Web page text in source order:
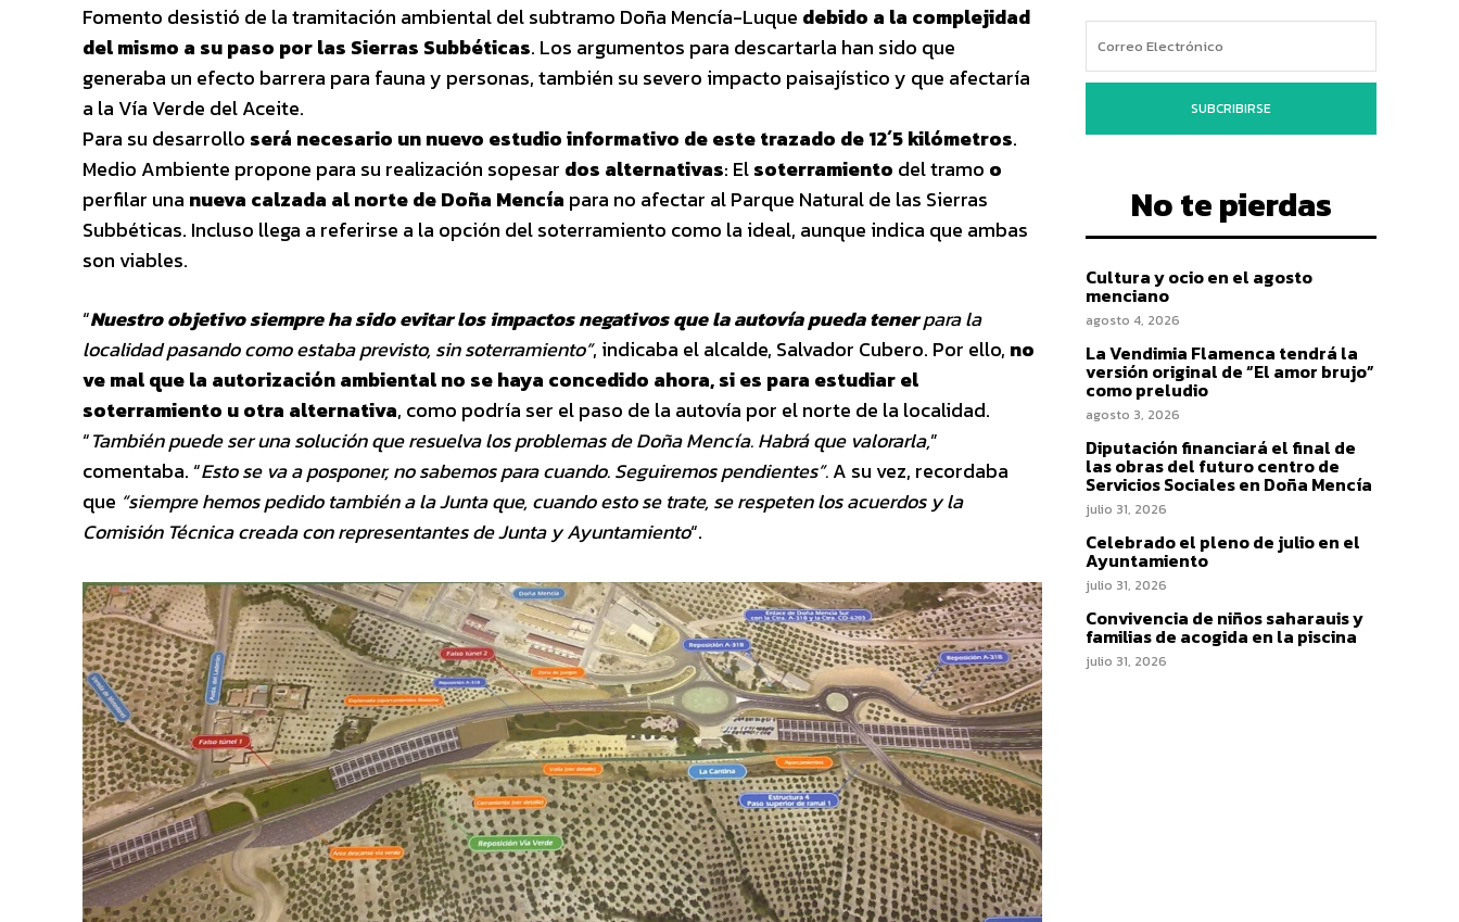
Fomento desistió de la tramitación ambiental del subtramo Doña Mencía-Luque debido a la complejidad
del mismo a su paso por las Sierras Subbéticas. Los argumentos para descartarla han sido que
generaba un efecto barrera para fauna y personas, también su severo impacto paisajístico y que afectaría
a la Vía Verde del Aceite.
Para su desarrollo será necesario un nuevo estudio informativo de este trazado de 12´5 kilómetros.
Medio Ambiente propone para su realización sopesar dos alternativas: Elsoterramiento del tramo o
perfilar una nueva calzada al norte de Doña Mencía para no afectar al Parque Natural de las Sierras
Subbéticas. Incluso llega a referirse a la opción del soterramiento como la ideal, aunque indica que ambas
son viables.
“Nuestro objetivo siempre ha sido evitar los impactos negativos que la autovía pueda tenerpara la
localidad pasando como estaba previsto, sin soterramiento”, indicaba el alcalde, Salvador Cubero. Por ello, no
ve mal que la autorización ambiental no se haya concedido ahora, si es para estudiar el
soterramiento u otra alternativa, como podría ser el paso de la autovía por el norte de la localidad.
“También puede ser una solución que resuelva los problemas de Doña Mencía. Habrá que valorarla,”
comentaba. “Esto se va a posponer, no sabemos para cuando. Seguiremos pendientes”.A su vez, recordaba
que “siempre hemos pedido también a la Junta que, cuando esto se trate, se respeten los acuerdos y la
Comisión Técnica creada con representantes de Junta y Ayuntamiento“.
SUBCRIBIRSE
No te pierdas
Cultura y ocio en el agosto
menciano
agosto 4, 2026
La Vendimia Flamenca tendrá la
versión original de “El amor brujo”
como preludio
agosto 3, 2026
Diputación financiará el final de
las obras del futuro centro de
Servicios Sociales en Doña Mencía
julio 31, 2026
Celebrado el pleno de julio en el
Ayuntamiento
julio 31, 2026
Convivencia de niños saharauis y
familias de acogida en la piscina
julio 31, 2026